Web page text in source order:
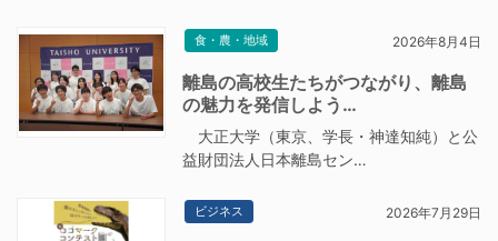
食・農・地域 2026年8月4日
離島の高校生たちがつながり、離島
の魅力を発信しよう…
大正大学（東京、学長・神達知純）と公
益財団法人日本離島セン…
ビジネス 2026年7月29日